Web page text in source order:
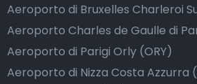
Aeroporto di Bruxelles Charleroi
Aeroporto Charles de Gaulle di
Aeroporto di Parigi Orly (ORY)
Aeroporto di Nizza Costa Azzurra